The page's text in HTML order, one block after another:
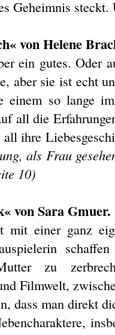
Geheimnis
von Helene
ein gutes. Oder
aber sie ist echt
einem so lange
all die
ihre
als Frau
10)
von Sara Gmuer.
mit einer ganz
zu
Filmwelt,
dass man direkt